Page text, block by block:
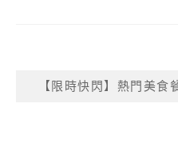
【限時快閃】熱門美食